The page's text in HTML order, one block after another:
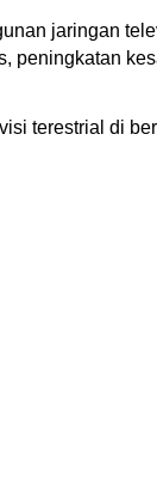
jaringan
peningkatan
terestrial di